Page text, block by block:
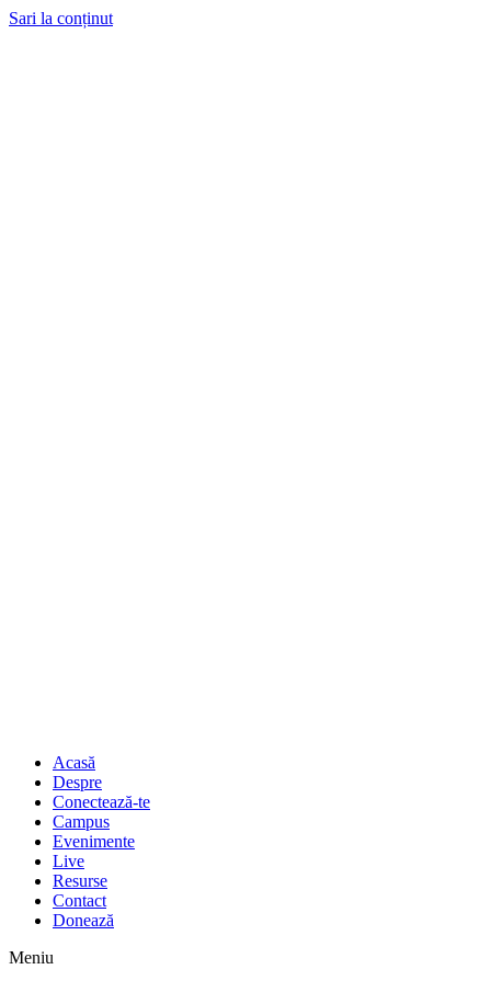
Sari la conținut
Acasă
Despre
Conectează-te
Campus
Evenimente
Live
Resurse
Contact
Donează
Meniu